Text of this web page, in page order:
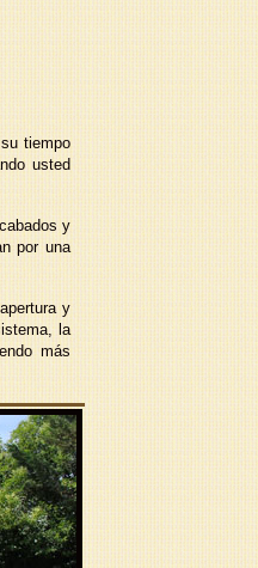
tiempo
usted
y
por una
y
la
más